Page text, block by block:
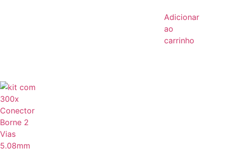
Adicionar
ao
carrinho